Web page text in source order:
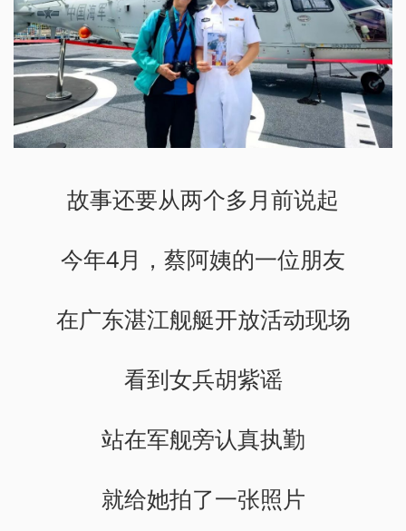
故事还要从两个多月前说起
今年4月，蔡阿姨的一位朋友
在广东湛江舰艇开放活动现场
看到女兵胡紫谣
站在军舰旁认真执勤
就给她拍了一张照片